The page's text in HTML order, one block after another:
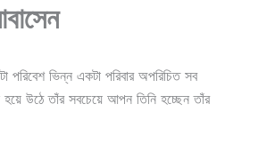
পরিবেশ ভিন্ন একটা পরিবার অপরিচিত সব
উঠে তাঁর সবচেয়ে আপন তিনি হচ্ছেন তাঁর